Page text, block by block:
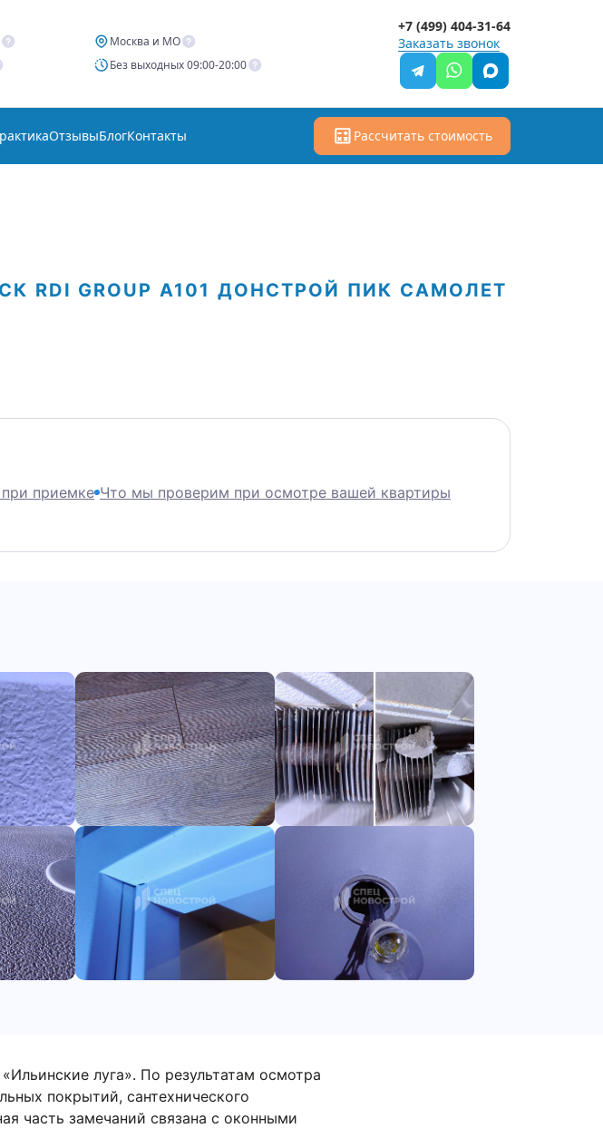
Москва и МО
Без выходных 09:00-20:00
Заказать звонок
+7 (499) 404-31-64
ОтзывыБлогКонтакты Рассчитать стоимость
RDI GROUP А101 ДОНСТРОЙ ПИК САМОЛЕТ
приемке Что мы проверим при осмотре вашей квартиры
луга». По результатам осмотра
покрытий, сантехнического оборудования,
связана с оконными блоками: зафиксировано